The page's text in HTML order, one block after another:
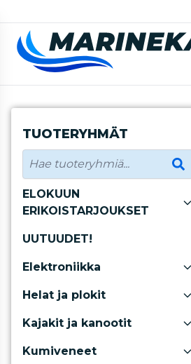
TUOTERYHMÄT
ELOKUUN
ERIKOISTARJOUKSET
UUTUUDET!
Elektroniikka
Helat ja plokit
Kajakit ja kanootit
Kumiveneet